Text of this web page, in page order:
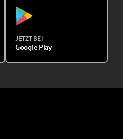
JETZT BEI
Google Play